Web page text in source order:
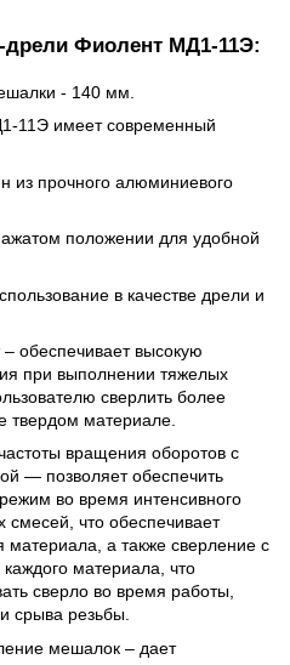
дрели Фиолент МД1-11Э:
- 140 мм.
11Э имеет современный
из прочного алюминиевого
положении для удобной
в качестве дрели и
обеспечивает высокую
при выполнении тяжелых
сверлить более
твердом материале.
вращения оборотов с
— позволяет обеспечить
во время интенсивного
что обеспечивает
материала, а также сверление с
материала, что
сверло во время работы,
срыва резьбы.
мешалок – дает